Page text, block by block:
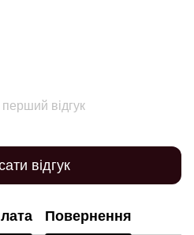
відгук
відгук
Повернення